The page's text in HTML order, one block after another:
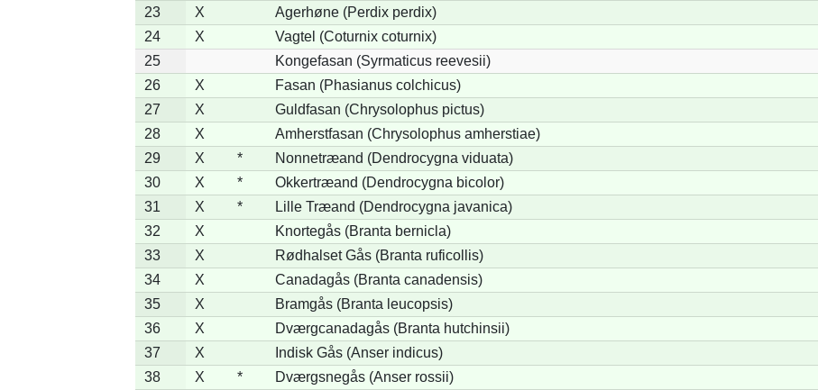
23
X
Agerhøne (Perdix perdix)
24
X
Vagtel (Coturnix coturnix)
25
Kongefasan (Syrmaticus reevesii)
26
X
Fasan (Phasianus colchicus)
27
X
Guldfasan (Chrysolophus pictus)
28
X
Amherstfasan (Chrysolophus amherstiae)
29
X * Nonnetræand (Dendrocygna viduata)
30
X * Okkertræand (Dendrocygna bicolor)
31
X *
Lille Træand (Dendrocygna javanica)
32
X
Knortegås (Branta bernicla)
33
X
Rødhalset Gås (Branta ruficollis)
34
X
Canadagås (Branta canadensis)
35
X
Bramgås (Branta leucopsis)
36
X
Dværgcanadagås (Branta hutchinsii)
37
X
Indisk Gås (Anser indicus)
38
X *
Dværgsnegås (Anser rossii)